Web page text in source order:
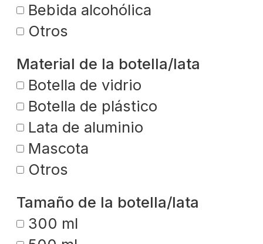
Bebida alcohólica
Otros
Material de la botella/lata
Botella de vidrio
Botella de plástico
Lata de aluminio
Mascota
Otros
Tamaño de la botella/lata
300 ml